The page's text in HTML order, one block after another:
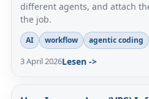
different agents, and attach
the job.
AI workflow agentic coding
3 April 2026Lesen ->